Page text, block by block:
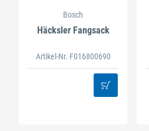
Bosch
Häcksler Fangsack
Artikel-Nr. F016800690